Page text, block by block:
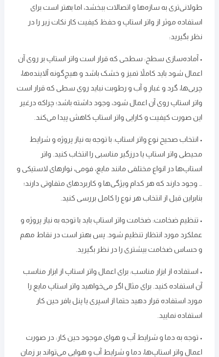
طولانی‌تری به سازه‌ها و اتصالات ببخشد، اما بهتر است برای
استفاده موثر از واتر استاپ و حفظ کیفیت کار نکات زیر را در
نظر بگیرید:
• آماده‌سازی سطح: سطحی که قرار است واتر استاپ بر روی آن
اعمال شود باید کاملاً تمیز و خشک باشد و هیچ‌گونه آلاینده‌ها،
چربی‌ها، گرد و غبار و آب و رطوبت نباید روی سطی که قرار است
واتر استاپ روی آن اعمال شود، وجود داشته باشد؛ چراکه درغیر
این صورت کیفیت و کارایی واتر استاپ کاهش پیدا می‌کند.
• انتخاب صحیح نوع واتر استاپ: با توجه به نیاز پروژه و شرایط
‌محیطی واتر استاپ یا درزگیر مناسبی را انتخاب کنید. واتر
استاپ‌ها در انواع مختلفی مانند مایع، فومی، نوارهای لاستیکی و
… وجود دارند که هر کدام ویژگی‌ها و کاربردهای متفاوتی دارند؛
بنابراین قبل از انتخاب هر نوع را کامل بررسی کنید.
• تنظیم ضخامت: ضخامت واتر استاپ باید با توجه به نیاز پروژه و
عملکرد مورد انتظار تنظیم شود. پس بهتر است در نقاط مهم
و حساس ضخامت بیشتری را در نظر بگیرید.
• استفاده از ابزار مناسب: برای اعمال واتر استاپ از ابزار مناسب
آن استفاده کنید. برای مثال اگر می‌خواهید واتر استاپ مایع را
مورد استفاده قرار دهید حتما از اسپری یا پنل بافر حین کار
استفاده نمایید.
• توجه به دما و شرایط آب و هوای موجود حین کار: در صورت
اعمال واتر استاپ‌ها، دما و شرایط آب و هوایی می‌تواند بر زمان